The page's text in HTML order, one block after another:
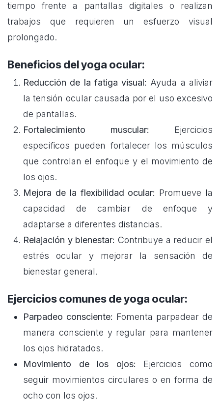
tiempo frente a pantallas digitales o realizan
trabajos que requieren un esfuerzo visual
prolongado.
Beneficios del yoga ocular:
Reducción de la fatiga visual: Ayuda a aliviar
la tensión ocular causada por el uso excesivo
de pantallas.
Fortalecimiento muscular: Ejercicios
específicos pueden fortalecer los músculos
que controlan el enfoque y el movimiento de
los ojos.
Mejora de la flexibilidad ocular: Promueve la
capacidad de cambiar de enfoque y
adaptarse a diferentes distancias.
Relajación y bienestar: Contribuye a reducir el
estrés ocular y mejorar la sensación de
bienestar general.
Ejercicios comunes de yoga ocular:
Parpadeo consciente: Fomenta parpadear de
manera consciente y regular para mantener
los ojos hidratados.
Movimiento de los ojos: Ejercicios como
seguir movimientos circulares o en forma de
ocho con los ojos.